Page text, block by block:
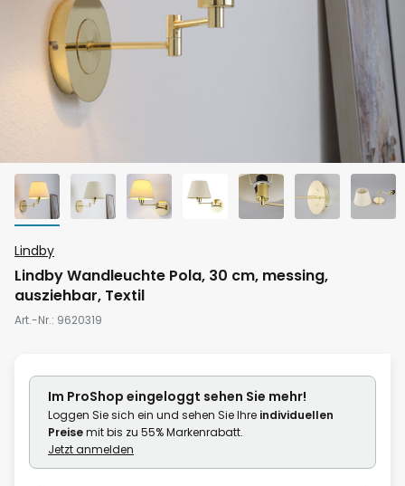
Zum
Anfang
der
springen
Lindby
Lindby Wandleuchte Pola, 30 cm, messing,
ausziehbar, Textil
Art.-Nr. 9620319
Im ProShop eingeloggt sehen Sie mehr!
Loggen Sie sich ein und sehen Sie Ihre individuellen
Preisemit bis zu 55% Markenrabatt.
Jetzt anmelden